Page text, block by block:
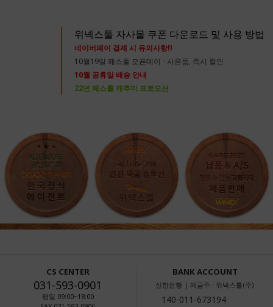
위넥스툴 자사몰 쿠폰 다운로드 및 사용 방법
네이버페이 결제 시 유의사항!!
10월19일 페스툴 오픈데이 - 사은품, 즉시 할인
10월 공휴일 배송 안내
22년 페스툴 캐추미 프로모션
CS CENTER
031-593-0901
평일 09:00~18:00
BANK ACCOUNT
신한은행 | 예금주 : 위넥스툴(주)